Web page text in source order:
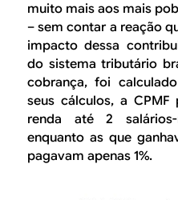
muito mais aos mais
– sem contar a reação
impacto dessa
do sistema tributário
cobrança, foi
seus cálculos, a
renda até 2
enquanto as que
pagavam apenas 1%.